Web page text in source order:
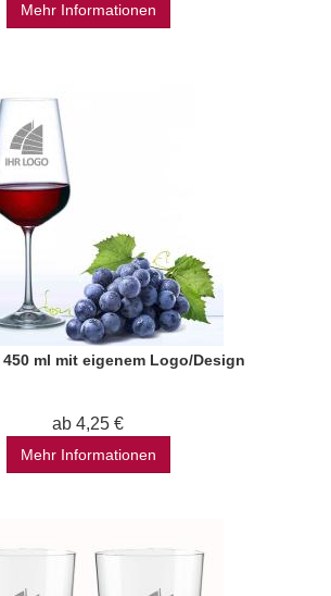
Mehr Informationen
ml mit eigenem Logo/Design
ab 4,25 €
Mehr Informationen